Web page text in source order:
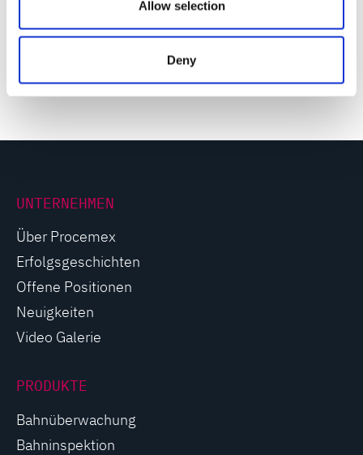
Allow selection
Deny
1300 x 800 x 300 mm
UNTERNEHMEN
Über Procemex
Erfolgsgeschichten
Offene Positionen
Neuigkeiten
Video Galerie
PRODUKTE
Bahnüberwachung
Bahninspektion